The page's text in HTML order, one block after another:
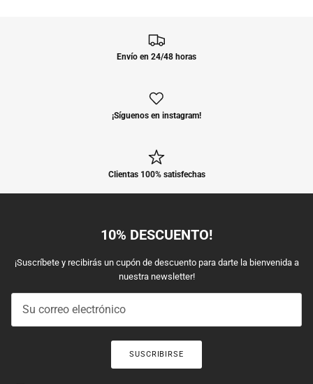
Envío en 24/48 horas
¡Síguenos en instagram!
Clientas 100% satisfechas
10% DESCUENTO!
¡Suscríbete y recibirás un cupón de descuento para darte la bienvenida a
nuestra newsletter!
SUSCRIBIRSE